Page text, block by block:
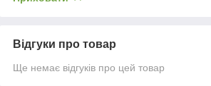
Відгуки про товар
Ще немає відгуків про цей товар